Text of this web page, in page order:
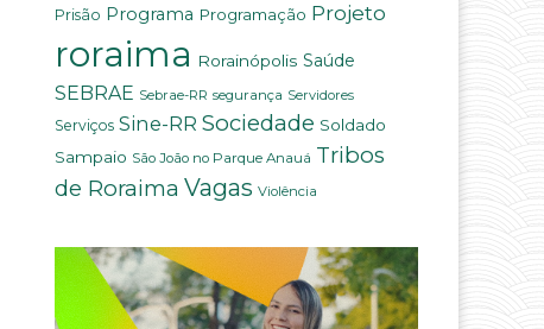
Prisão Programa Programação Projeto
roraima Rorainópolis Saúde
SEBRAE Sebrae-RR segurança Servidores
Serviços Sine-RR Sociedade Soldado
Sampaio São João no Parque Anauá Tribos
de Roraima Vagas Violência